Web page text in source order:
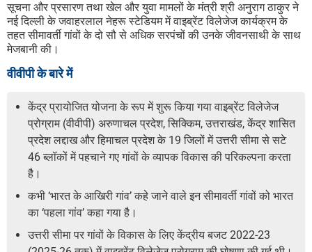
सूचना और प्रसारण तथा खेल और युवा मामलों के मंत्री श्री अनुराग ठाकुर ने
नई दिल्ली के जवाहरलाल नेहरू स्टेडियम में वाइब्रेंट विलेजेज कार्यक्रम के
तहत सीमावर्ती गांवों के दो सौ से अधिक सरपंचों की उनके जीवनसाथी के साथ
मेजबानी की।
वीवीपी के बारे में
केंद्र प्रायोजित योजना के रूप में शुरू किया गया वाइब्रेंट विलेजेज
प्रोग्राम (वीवीपी) अरुणाचल प्रदेश, सिक्किम, उत्तराखंड, केंद्र शासित
प्रदेश लद्दाख और हिमाचल प्रदेश के 19 जिलों में उत्तरी सीमा से सटे
46 ब्लॉकों में पहचाने गए गांवों के व्यापक विकास की परिकल्पना करता
है।
कभी ‘भारत के आखिरी गांव’ कहे जाने वाले इन सीमावर्ती गांवों को भारत
का ‘पहला गांव’ कहा गया है।
उत्तरी सीमा पर गांवों के विकास के लिए केंद्रीय बजट 2022-23